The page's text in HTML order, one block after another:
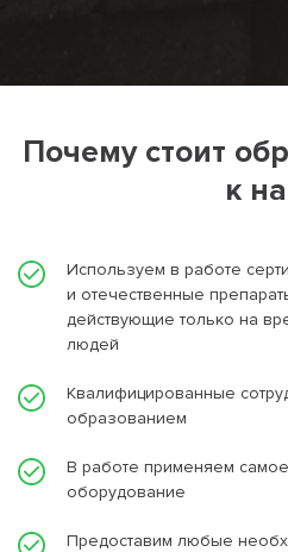
Почему стоит
к
Используем в работе
и отечественные
действующие только на
людей
Квалифицированные
образованием
В работе применяем
оборудование
Предоставим любые